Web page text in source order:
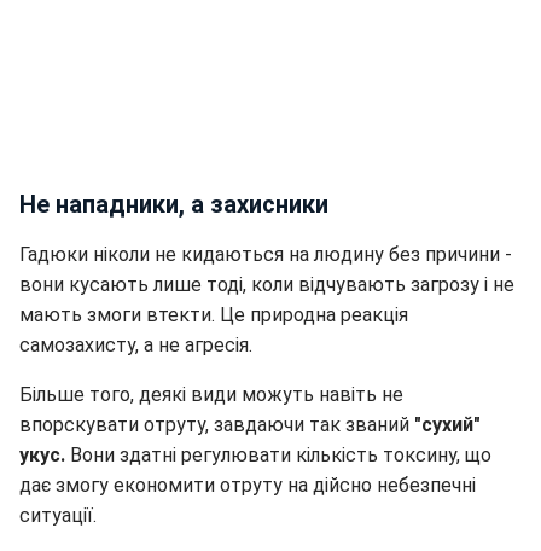
Не нападники, а захисники
Гадюки ніколи не кидаються на людину без причини -
вони кусають лише тоді, коли відчувають загрозу і не
мають змоги втекти. Це природна реакція
самозахисту, а не агресія.
Більше того, деякі види можуть навіть не
впорскувати отруту, завдаючи так званий "сухий"
укус. Вони здатні регулювати кількість токсину, що
дає змогу економити отруту на дійсно небезпечні
ситуації.